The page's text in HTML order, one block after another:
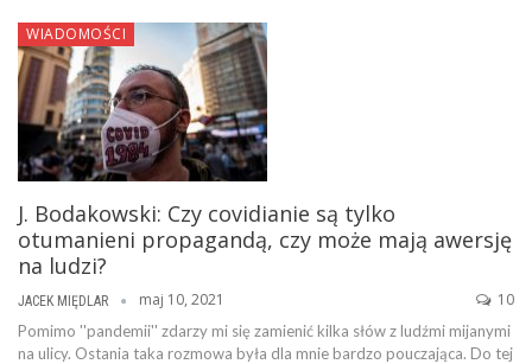
WIADOMOŚCI
J. Bodakowski: Czy covidianie są tylko
otumanieni propagandą, czy może mają awersję
na ludzi?
JACEK MIĘDLAR maj 10, 2021 10
Pomimo ''pandemii'' zdarzy mi się zamienić kilka słów z ludźmi mijanymi
na ulicy. Ostania taka rozmowa była dla mnie bardzo pouczająca. Do tej